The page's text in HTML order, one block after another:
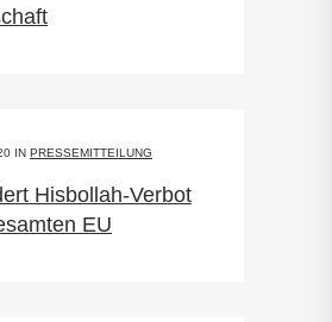
IN PRESSEMITTEILUNG
Hisbollah-Verbot
EU